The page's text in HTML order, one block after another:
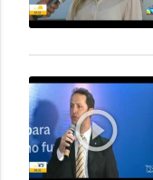
play_circle_outline